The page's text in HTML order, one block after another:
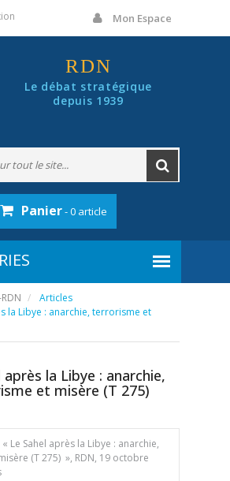
Mon Espace
RDN
Le débat stratégique
depuis 1939
Panier- 0 article
Articles
la Libye : anarchie, terrorisme et
après la Libye : anarchie,
et misère (T 275)
« Le Sahel après la Libye : anarchie,
(T 275) », RDN, 19 octobre